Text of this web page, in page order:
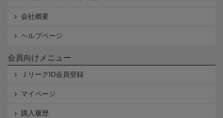
会社概要
ヘルプページ
会員向けメニュー
ＪリーグID会員登録
マイページ
購入履歴